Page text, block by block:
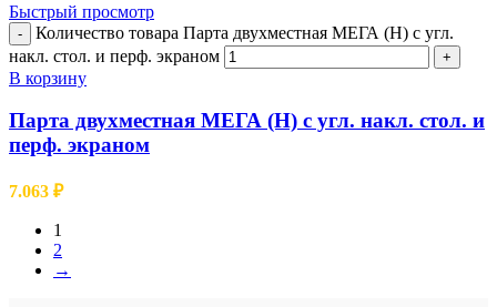
Быстрый просмотр
-
Количество товара Парта двухместная МЕГА (Н) с угл.
накл. стол. и перф. экраном
+
В корзину
Парта двухместная МЕГА (Н) с угл. накл. стол. и
перф. экраном
7.063 ₽
1
2
→